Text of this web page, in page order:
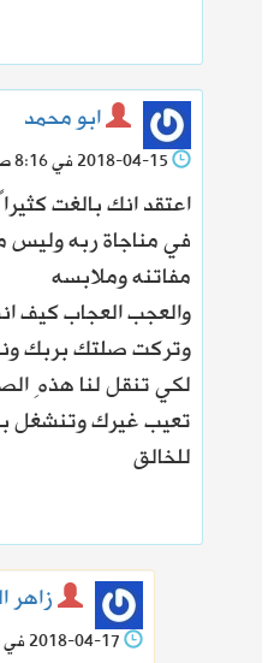
ابو محمد
اعتقد انك بالغت
في مناجاة ربه
مفاتنه وملابسه
والعجب العجاب كيف
وتركت صلتك بربك
لكي تنقل لنا هذهِ
تعيب غيرك وتنشغل
للخالق
زاهر